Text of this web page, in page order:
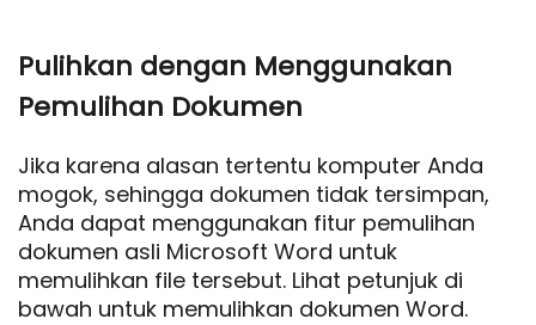
Pulihkan dengan Menggunakan
Pemulihan Dokumen
Jika karena alasan tertentu komputer Anda
mogok, sehingga dokumen tidak tersimpan,
Anda dapat menggunakan fitur pemulihan
dokumen asli Microsoft Word untuk
memulihkan file tersebut. Lihat petunjuk di
bawah untuk memulihkan dokumen Word.